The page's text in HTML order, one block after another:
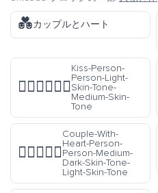
💑カップルとハート
🧑🏻‍❤️‍💋‍🧑🏽
Kiss-Person-
Person-Light-
Skin-Tone-
Medium-Skin-
Tone
🧑🏾‍❤️‍🧑🏻
Couple-With-
Heart-Person-
Person-Medium-
Dark-Skin-Tone-
Light-Skin-Tone